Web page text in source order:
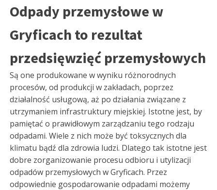
Odpady przemysłowe w
Gryficach to rezultat
przedsięwzięć przemysłowych
Są one produkowane w wyniku różnorodnych
procesów, od produkcji w zakładach, poprzez
działalność usługową, aż po działania związane z
utrzymaniem infrastruktury miejskiej. Istotne jest, by
pamiętać o prawidłowym zarządzaniu tego rodzaju
odpadami. Wiele z nich może być toksycznych dla
klimatu bądź dla zdrowia ludzi. Dlatego tak istotne jest
dobre zorganizowanie procesu odbioru i utylizacji
odpadów przemysłowych w Gryficach. Przez
odpowiednie gospodarowanie odpadami możemy